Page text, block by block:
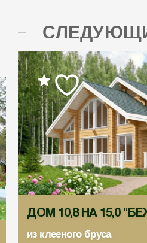
ДОМ 10,8 НА 15,0
из клееного бруса